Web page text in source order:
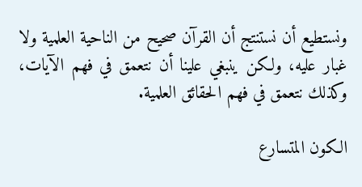
ونستطيع أن نستنتج أن القرآن صحيح من الناحية العلمية ولا
غبار عليه، ولكن ينبغي علينا أن نتعمق في فهم الآيات،
وكذلك نتعمق في فهم الحقائق العلمية.
الكون المتسارع